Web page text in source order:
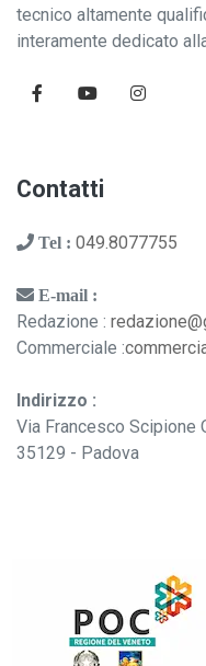
tecnico altamente
interamente dedicato
Contatti
Tel : 049.8077755
E-mail :
Redazione :
Commerciale :
Indirizzo :
Via Francesco Scipione
35129 - Padova